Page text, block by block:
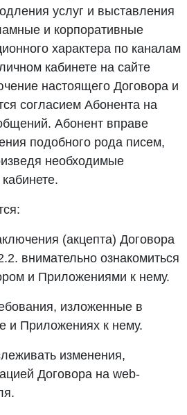
услуг и выставления
и корпоративные
характера по каналам
кабинете на сайте
настоящего Договора и
согласием Абонента на
Абонент вправе
подобного рода писем,
необходимые
(акцепта) Договора
внимательно ознакомиться
и Приложениями к нему.
изложенные в
и Приложениях к нему.
изменения,
Договора на web-